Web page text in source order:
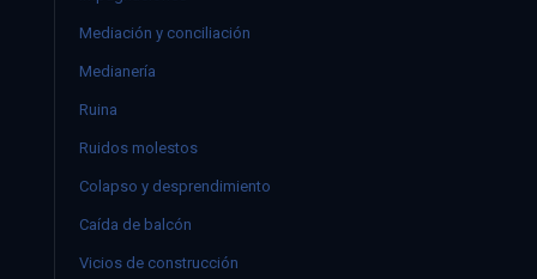
Mediación y conciliación
Medianería
Ruina
Ruidos molestos
Colapso y desprendimiento
Caída de balcón
Vicios de construcción